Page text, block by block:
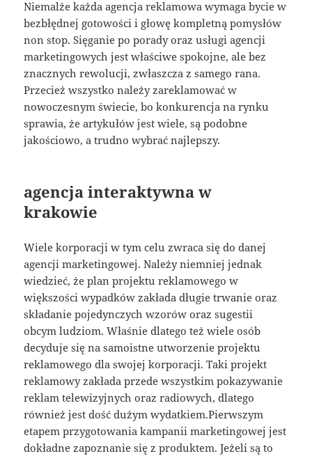
Niemalże każda agencja reklamowa wymaga bycie w
bezbłędnej gotowości i głowę kompletną pomysłów
non stop. Sięganie po porady oraz usługi agencji
marketingowych jest właściwe spokojne, ale bez
znacznych rewolucji, zwłaszcza z samego rana.
Przecież wszystko należy zareklamować w
nowoczesnym świecie, bo konkurencja na rynku
sprawia, że artykułów jest wiele, są podobne
jakościowo, a trudno wybrać najlepszy.
agencja interaktywna w
krakowie
Wiele korporacji w tym celu zwraca się do danej
agencji marketingowej. Należy niemniej jednak
wiedzieć, że plan projektu reklamowego w
większości wypadków zakłada długie trwanie oraz
składanie pojedynczych wzorów oraz sugestii
obcym ludziom. Właśnie dlatego też wiele osób
decyduje się na samoistne utworzenie projektu
reklamowego dla swojej korporacji. Taki projekt
reklamowy zakłada przede wszystkim pokazywanie
reklam telewizyjnych oraz radiowych, dlatego
również jest dość dużym wydatkiem.Pierwszym
etapem przygotowania kampanii marketingowej jest
dokładne zapoznanie się z produktem. Jeżeli są to